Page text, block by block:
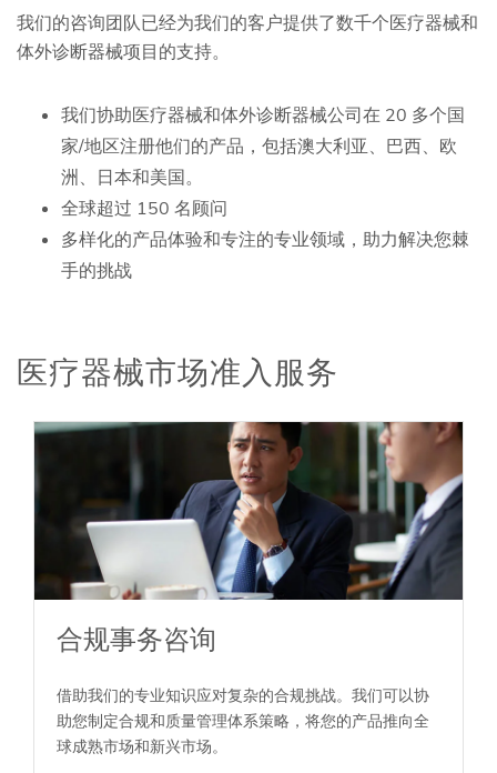
我们的咨询团队已经为我们的客户提供了数千个医疗器械和
体外诊断器械项目的支持。
我们协助医疗器械和体外诊断器械公司在 20 多个国
家/地区注册他们的产品，包括澳大利亚、巴西、欧
洲、日本和美国。
全球超过 150 名顾问
多样化的产品体验和专注的专业领域，助力解决您棘
手的挑战
医疗器械市场准入服务
合规事务咨询
借助我们的专业知识应对复杂的合规挑战。我们可以协
助您制定合规和质量管理体系策略，将您的产品推向全
球成熟市场和新兴市场。